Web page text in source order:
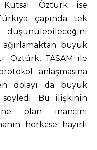
Öztürk ise
Türkiye çapında tek
büyük
Öztürk, TASAM ile
anlaşmasına
dolayı da büyük
söyledi. Bu ilişkinin
olan inancını
herkese hayırlı